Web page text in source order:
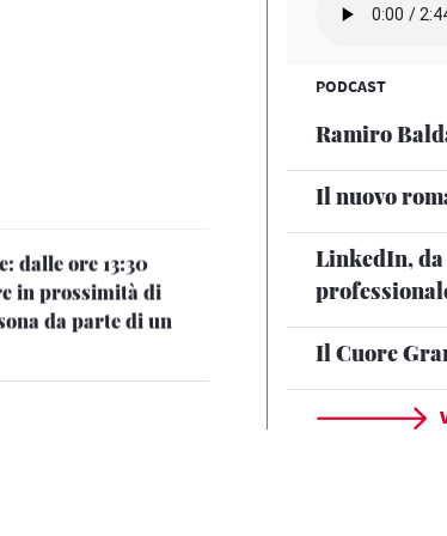
in prossimità di
da parte di un
circolazione
di Palermo
alla linea
PODCAST
Ramiro
Il nuovo
LinkedIn,
Il Cuore